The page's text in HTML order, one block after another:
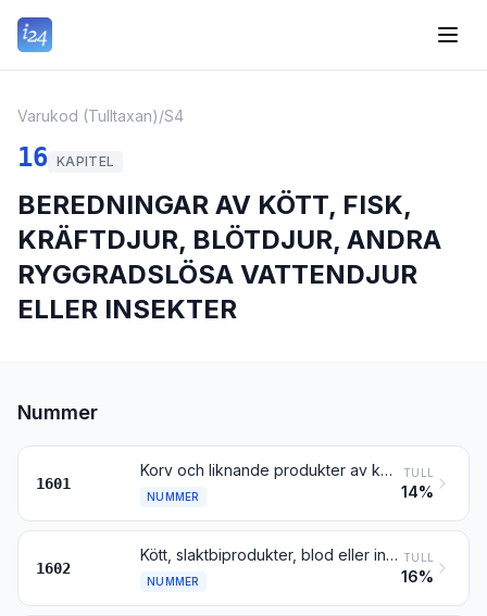
Varukod (Tulltaxan)/S4
16 KAPITEL
BEREDNINGAR AV KÖTT, FISK,
KRÄFTDJUR, BLÖTDJUR, ANDRA
RYGGRADSLÖSA VATTENDJUR
ELLER INSEKTER
Nummer
1601
Korv och liknande produkter av kött, slaktbiprodukter, blod eller insekter; beredningar av dessa produkter
NUMMER
TULL
14%
1602
Kött, slaktbiprodukter, blod eller insekter, beredda eller konserverade på annat sätt
NUMMER
TULL
16%